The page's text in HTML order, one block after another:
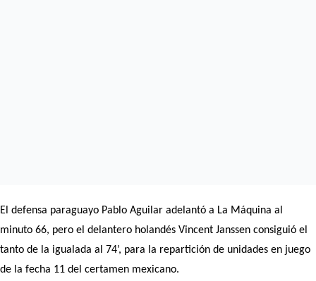
El defensa paraguayo Pablo Aguilar adelantó a La Máquina al
minuto 66, pero el delantero holandés Vincent Janssen consiguió el
tanto de la igualada al 74’, para la repartición de unidades en juego
de la fecha 11 del certamen mexicano.